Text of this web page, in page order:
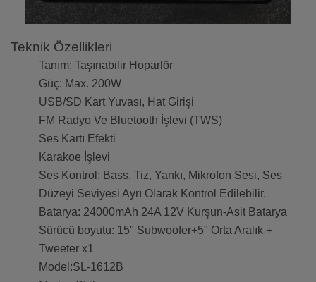
Teknik Özellikleri
Tanım: Taşınabilir Hoparlör
Güç: Max. 200W
USB/SD Kart Yuvası, Hat Girişi
FM Radyo Ve Bluetooth İşlevi (TWS)
Ses Kartı Efekti
Karakoe İşlevi
Ses Kontrol: Bass, Tiz, Yankı, Mikrofon Sesi, Ses
Düzeyi Seviyesi Ayrı Olarak Kontrol Edilebilir.
Batarya: 24000mAh 24A 12V Kurşun-Asit Batarya
Sürücü boyutu: 15" Subwoofer+5" Orta Aralık +
Tweeter x1
Model:SL-1612B